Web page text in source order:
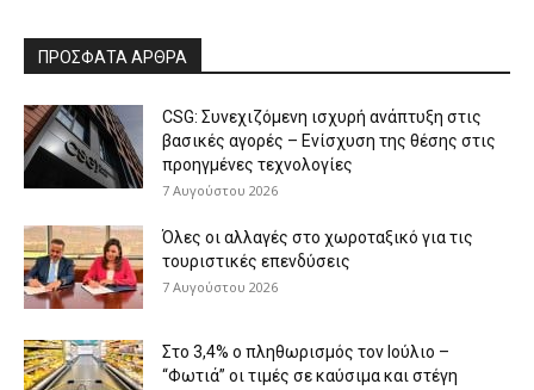
ΠΡΟΣΦΑΤΑ ΑΡΘΡΑ
CSG: Συνεχιζόμενη ισχυρή ανάπτυξη στις
βασικές αγορές – Ενίσχυση της θέσης στις
προηγμένες τεχνολογίες
7 Αυγούστου 2026
Όλες οι αλλαγές στο χωροταξικό για τις
τουριστικές επενδύσεις
7 Αυγούστου 2026
Στο 3,4% ο πληθωρισμός τον Ιούλιο –
“Φωτιά” οι τιμές σε καύσιμα και στέγη